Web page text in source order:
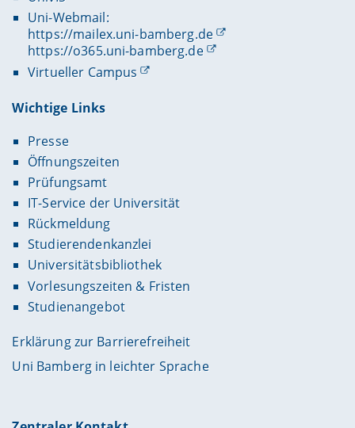
Uni-Webmail:
https://mailex.uni-bamberg.de
https://o365.uni-bamberg.de
Virtueller Campus
Wichtige Links
Presse
Öffnungszeiten
Prüfungsamt
IT-Service der Universität
Rückmeldung
Studierendenkanzlei
Universitätsbibliothek
Vorlesungszeiten & Fristen
Studienangebot
Erklärung zur Barrierefreiheit
Uni Bamberg in leichter Sprache